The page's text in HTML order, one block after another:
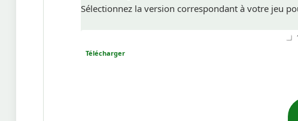
Sélectionnez la version correspondant à votre jeu
Télécharger